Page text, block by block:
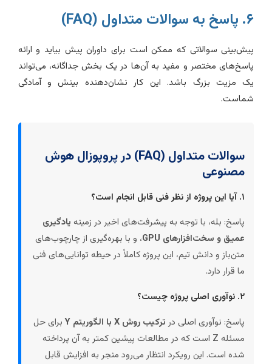
سوالاتی که ممکن است برای داوران پیش بیاید و ارائه
مختصر و مفید به آن‌ها در یک بخش جداگانه، می‌تواند
مزیت بزرگ باشد. این کار نشان‌دهنده بینش و آمادگی
سوالات متداول (FAQ) در پروپوزال هوش
مصنوعی
پاسخ: بله، با توجه به پیشرفت‌های اخیر در زمینهیادگیری
عمیق و سخت‌افزارهای GPU
، و با بهره‌گیری از چارچوب‌های
متن‌باز و دانش تیم، این پروژه کاملاً در حیطه توانایی‌های فنی
ما قرار دارد.
پاسخ: نوآوری اصلی درترکیب روش X با الگوریتم Y
برای حل
مسئله Z است که در مطالعات پیشین کمتر به آن پرداخته
شده است. این رویکرد انتظار می‌رود منجر به افزایش قابل